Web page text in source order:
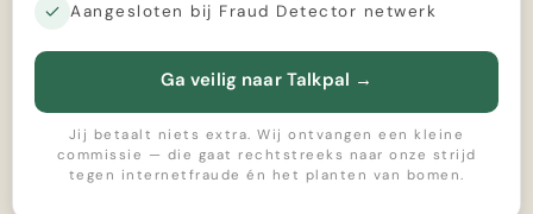
Aangesloten bij Fraud Detector netwerk
Ga veilig naar Talkpal →
Jij betaalt niets extra. Wij ontvangen een kleine
commissie — die gaat rechtstreeks naar onze strijd
tegen internetfraude én het planten van bomen.